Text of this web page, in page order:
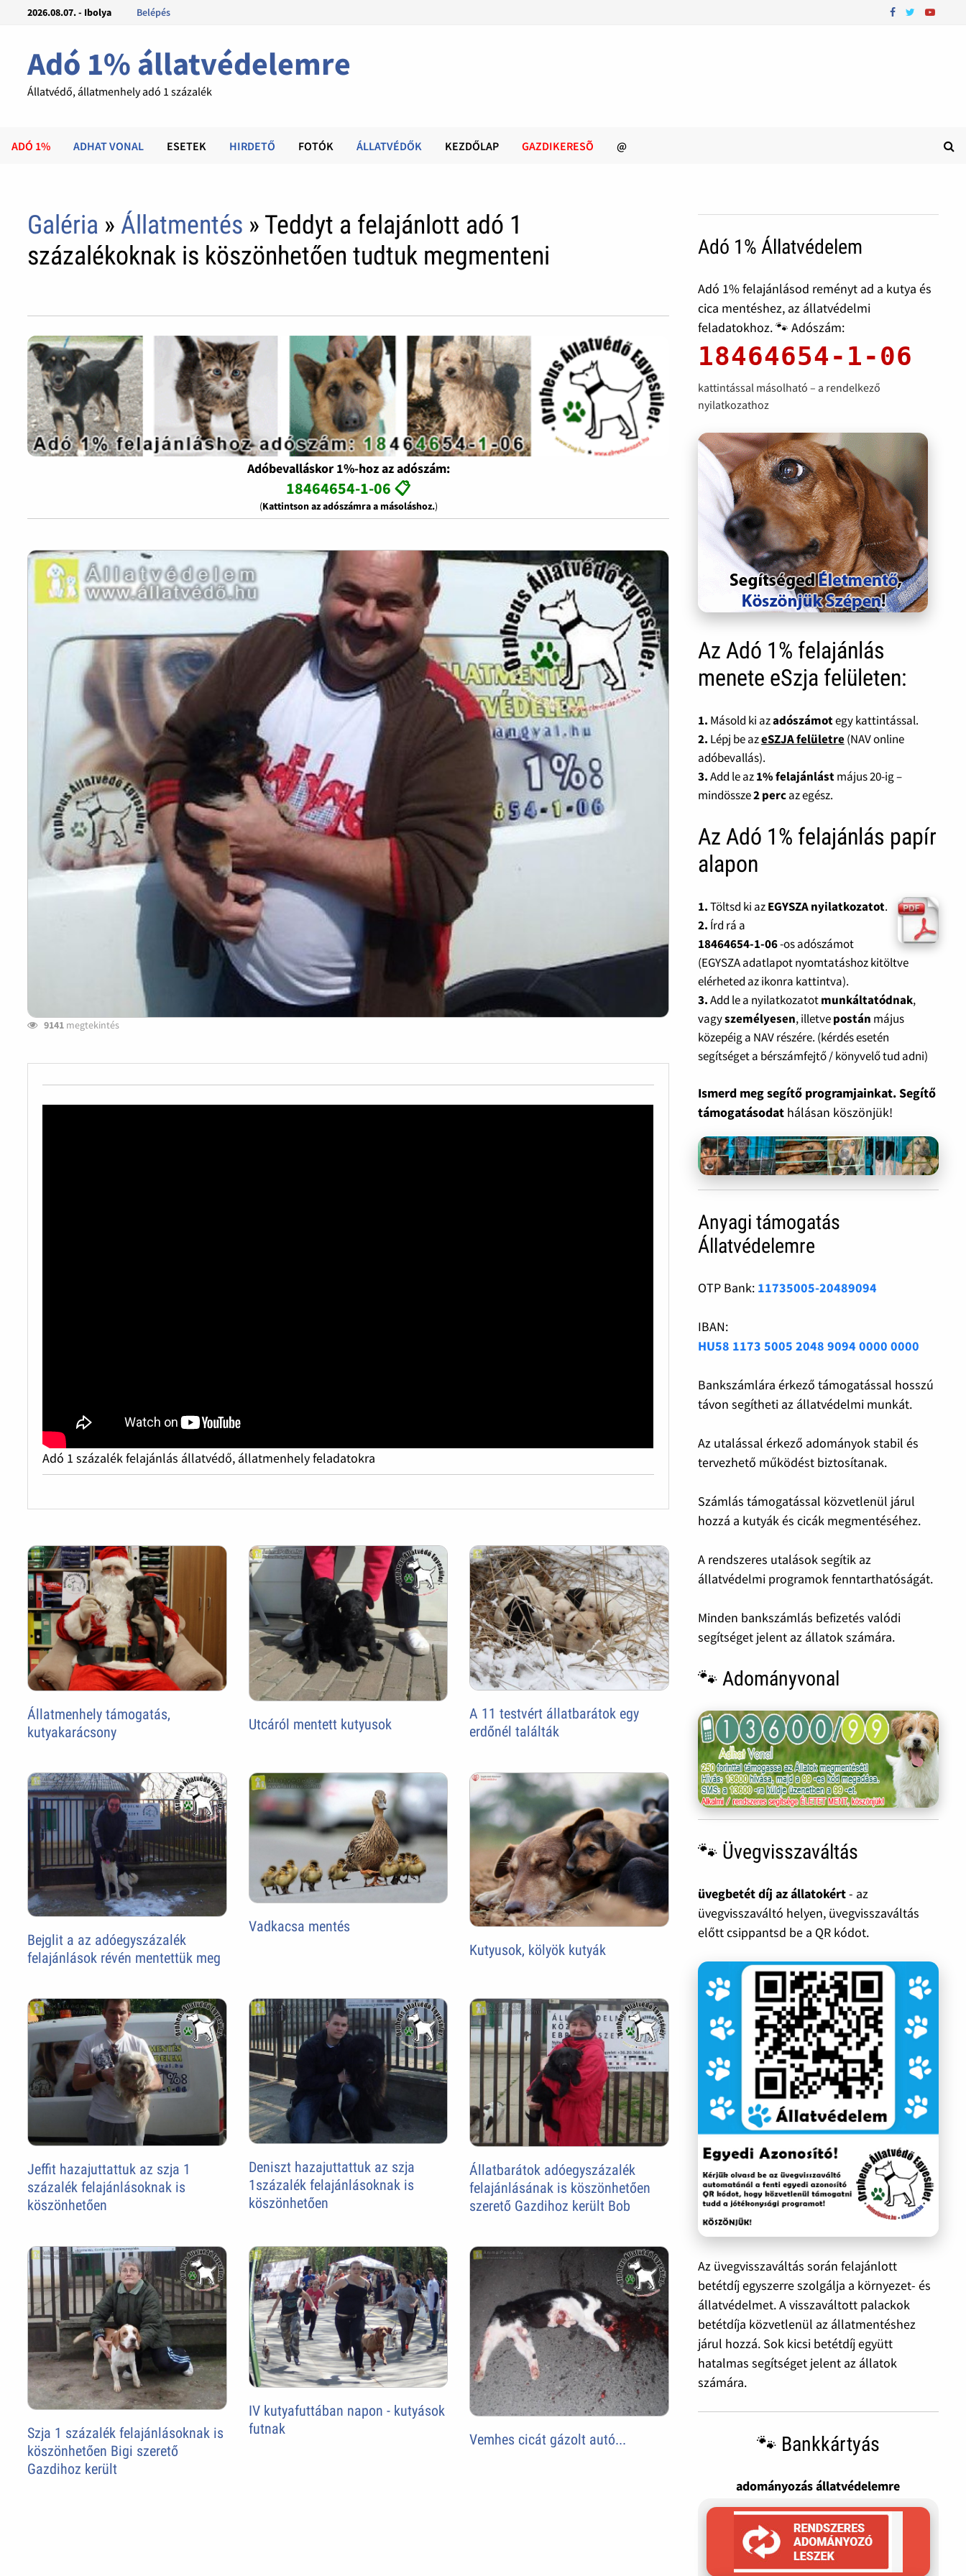
2026.08.07. - Ibolya Belépés
Adó 1% állatvédelemre
Állatvédő, állatmenhely adó 1 százalék
ADÓ 1% ADHAT VONAL ESETEK HIRDETŐ FOTÓK ÁLLATVÉDŐK KEZDŐLAP GAZDIKERESÕ @
Galéria » Állatmentés » Teddyt a felajánlott adó 1
százalékoknak is köszönhetően tudtuk megmenteni
Adóbevalláskor 1%-hoz az adószám:
18464654-1-06 📋
(Kattintson az adószámra a másoláshoz.)
9141 megtekintés
Adó 1 százalék felajánlás állatvédő, állatmenhely feladatokra
Állatmenhely támogatás,
kutyakarácsony
Utcáról mentett kutyusok
A 11 testvért állatbarátok egy
erdőnél találták
Bejglit a az adóegyszázalék
felajánlások révén mentettük meg
Vadkacsa mentés
Kutyusok, kölyök kutyák
Jeffit hazajuttattuk az szja 1
százalék felajánlásoknak is
köszönhetően
Deniszt hazajuttattuk az szja
1százalék felajánlásoknak is
köszönhetően
Állatbarátok adóegyszázalék
felajánlásának is köszönhetően
szerető Gazdihoz került Bob
Szja 1 százalék felajánlásoknak is
köszönhetően Bigi szerető
Gazdihoz került
IV kutyafuttában napon - kutyások
futnak
Vemhes cicát gázolt autó...
Adó 1% Állatvédelem
Adó 1% felajánlásod reményt ad a kutya és
cica mentéshez, az állatvédelmi
feladatokhoz. 🐾 Adószám:
18464654-1-06
kattintással másolható – a rendelkező
nyilatkozathoz
Az Adó 1% felajánlás
menete eSzja felületen:
1. Másold ki azadószámotegy kattintással.
2. Lépj be azeSZJA felületre(NAV online
adóbevallás).
3.Add le az1% felajánlástmájus 20-ig –
mindössze2 percaz egész.
Az Adó 1% felajánlás papír
alapon
1.Töltsd ki azEGYSZA nyilatkozatot.
2. Írd rá a
18464654-1-06-os adószámot
(EGYSZA adatlapot nyomtatáshoz kitöltve
elérheted az ikonra kattintva).
3.Add le a nyilatkozatotmunkáltatódnak,
vagyszemélyesen, illetvepostán május
közepéig a NAV részére. (kérdés esetén
segítséget a bérszámfejtő / könyvelő tud adni)
Ismerd meg segítő programjainkat. Segítő
támogatásodat hálásan köszönjük!
Anyagi támogatás
Állatvédelemre
OTP Bank: 11735005-20489094
IBAN:
HU58 1173 5005 2048 9094 0000 0000
Bankszámlára érkező támogatással hosszú
távon segítheti az állatvédelmi munkát.
Az utalással érkező adományok stabil és
tervezhető működést biztosítanak.
Számlás támogatással közvetlenül járul
hozzá a kutyák és cicák megmentéséhez.
A rendszeres utalások segítik az
állatvédelmi programok fenntarthatóságát.
Minden bankszámlás befizetés valódi
segítséget jelent az állatok számára.
🐾 Adományvonal
🐾 Üvegvisszaváltás
üvegbetét díj az állatokért- az
üvegvisszaváltó helyen, üvegvisszaváltás
előtt csippantsd be a QR kódot.
Az üvegvisszaváltás során felajánlott
betétdíj egyszerre szolgálja a környezet- és
állatvédelmet. A visszaváltott palackok
betétdíja közvetlenül az állatmentéshez
járul hozzá. Sok kicsi betétdíj együtt
hatalmas segítséget jelent az állatok
számára.
🐾 Bankkártyás
adományozás állatvédelemre